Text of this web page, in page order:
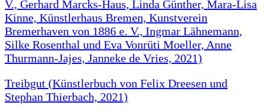
V., Gerhard Marcks-Haus, Linda Günther, Mara-Lisa
Kinne, Künstlerhaus Bremen, Kunstverein
Bremerhaven von 1886 e. V., Ingmar Lähnemann,
Silke Rosenthal und Eva Vonrüti Moeller, Anne
Thurmann-Jajes, Janneke de Vries, 2021)
Treibgut (Künstlerbuch von Felix Dreesen und
Stephan Thierbach, 2021)